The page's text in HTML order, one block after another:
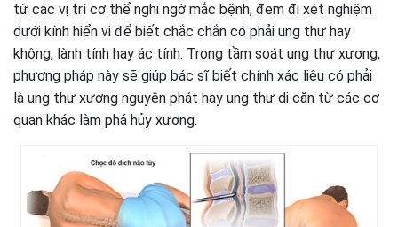
từ các vị trí cơ thể nghi ngờ mắc bệnh, đem đi xét nghiệm
dưới kính hiển vi để biết chắc chắn có phải ung thư hay
không, lành tính hay ác tính. Trong tầm soát ung thư xương,
phương pháp này sẽ giúp bác sĩ biết chính xác liệu có phải
là ung thư xương nguyên phát hay ung thư di căn từ các cơ
quan khác làm phá hủy xương.